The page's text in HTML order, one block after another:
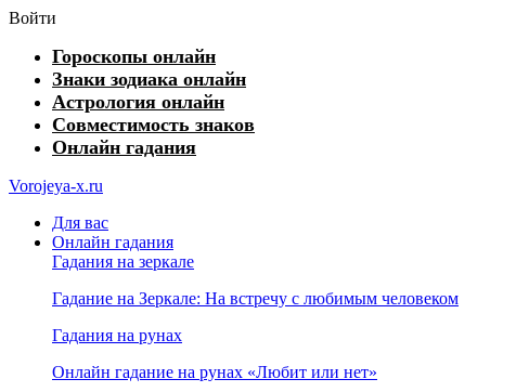
Войти
Гороскопы онлайн
Знаки зодиака онлайн
Астрология онлайн
Совместимость знаков
Онлайн гадания
Vorojeya-x.ru
Для вас
Онлайн гадания
Гадания на зеркале
Гадание на Зеркале: На встречу с любимым человеком
Гадания на рунах
Онлайн гадание на рунах «Любит или нет»